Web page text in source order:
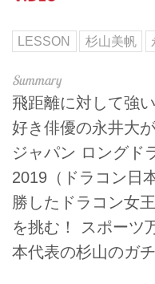
LESSON 杉山美帆
飛距離に対して強
好き俳優の永井大
ジャパン ロングド
2019（ドラコン日
勝したドラコン女
を挑む！ スポーツ
本代表の杉山のガ